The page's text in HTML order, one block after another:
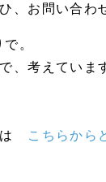
、お問い合わ
。
、考えていま
は
こちらから